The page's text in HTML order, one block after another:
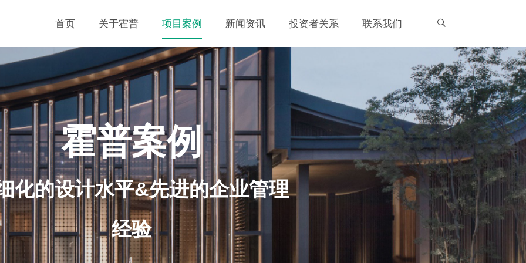
首页 关于霍普 项目案例 新闻资讯 投资者关系 联系我们
霍普案例
化的设计水平&先进的企业管理
经验